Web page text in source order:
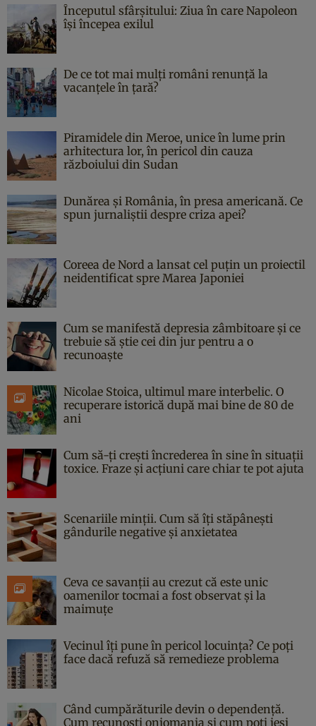
Începutul sfârşitului: Ziua în care Napoleon
îşi începea exilul
De ce tot mai mulți români renunță la
vacanțele în țară?
Piramidele din Meroe, unice în lume prin
arhitectura lor, în pericol din cauza
războiului din Sudan
Dunărea și România, în presa americană. Ce
spun jurnaliștii despre criza apei?
Coreea de Nord a lansat cel puțin un proiectil
neidentificat spre Marea Japoniei
Cum se manifestă depresia zâmbitoare și ce
trebuie să știe cei din jur pentru a o
recunoaște
Nicolae Stoica, ultimul mare interbelic. O
recuperare istorică după mai bine de 80 de
ani
Cum să-ți crești încrederea în sine în situații
toxice. Fraze și acțiuni care chiar te pot ajuta
Scenariile minții. Cum să îți stăpânești
gândurile negative și anxietatea
Ceva ce savanții au crezut că este unic
oamenilor tocmai a fost observat și la
maimuțe
Vecinul îți pune în pericol locuința? Ce poți
face dacă refuză să remedieze problema
Când cumpărăturile devin o dependență.
Cum recunoști oniomania și cum poți ieși